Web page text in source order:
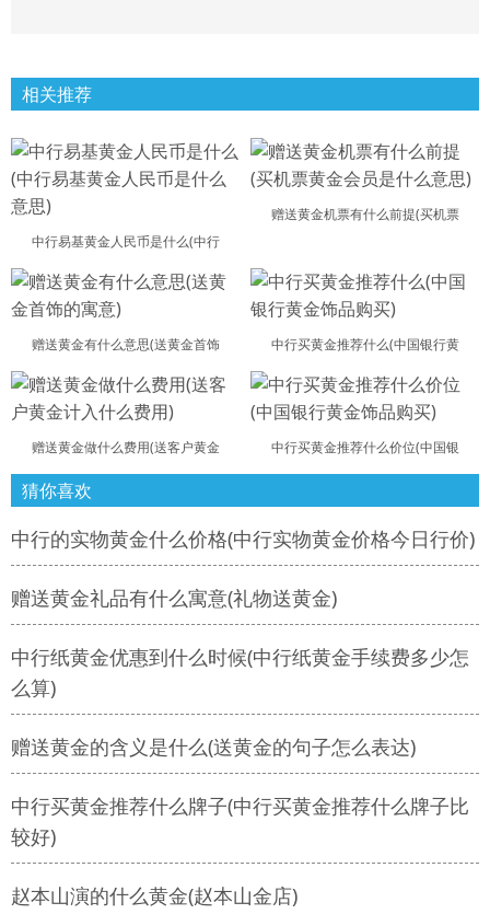
相关推荐
中行易基黄金人民币是什么(中行
赠送黄金机票有什么前提(买机票
赠送黄金有什么意思(送黄金首饰 中行买黄金推荐什么(中国银行黄
赠送黄金做什么费用(送客户黄金 中行买黄金推荐什么价位(中国银
猜你喜欢
中行的实物黄金什么价格(中行实物黄金价格今日行价)
赠送黄金礼品有什么寓意(礼物送黄金)
中行纸黄金优惠到什么时候(中行纸黄金手续费多少怎
么算)
赠送黄金的含义是什么(送黄金的句子怎么表达)
中行买黄金推荐什么牌子(中行买黄金推荐什么牌子比
较好)
赵本山演的什么黄金(赵本山金店)